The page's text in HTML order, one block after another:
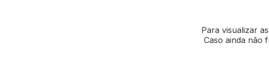
Para visualizar
Caso ainda não